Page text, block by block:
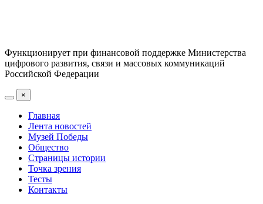
Функционирует при финансовой поддержке Министерства
цифрового развития, связи и массовых коммуникаций
Российской Федерации
×
Главная
Лента новостей
Музей Победы
Общество
Страницы истории
Точка зрения
Тесты
Контакты